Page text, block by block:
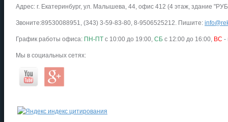
Адрес: г. Екатеринбург, ул. Малышева, 44, офис 412 (4 этаж, здание
Звоните:89530088951, (343) 3-59-83-80, 8-9506525212. Пишите:
График работы офиса: ПН-ПТ с 10:00 до 19:00, СБ с 12:00 до 16:00, ВС -
Мы в социальных сетях: